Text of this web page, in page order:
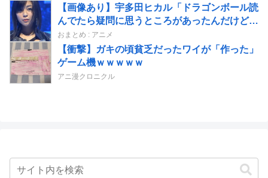
【画像あり】宇多田ヒカル「ドラゴンボール読
んでたら疑問に思うところがあったんだけど」
⇒ｗｗ
おまとめ : アニメ
【衝撃】ガキの頃貧乏だったワイが「作った」
ゲーム機ｗｗｗｗｗ
アニ漫クロニクル